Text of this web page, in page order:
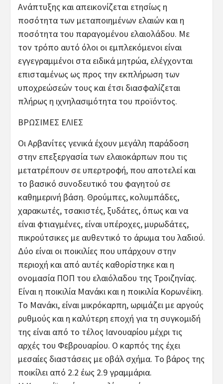
Ανάπτυξης και απεικονίζεται ετησίως η
ποσότητα των μεταποιημένων ελαιών και η
ποσότητα του παραγομένου ελαιολάδου. Με
τον τρόπο αυτό όλοι οι εμπλεκόμενοι είναι
εγγεγραμμένοι στα ειδικά μητρώα, ελέγχονται
επισταμένως ως προς την εκπλήρωση των
υποχρεώσεών τους και έτσι διασφαλίζεται
πλήρως η ιχνηλασιμότητα του προϊόντος.
ΒΡΩΣΙΜΕΣ ΕΛΙΕΣ
Οι Αρβανίτες γενικά έχουν μεγάλη παράδοση
στην επεξεργασία των ελαιοκάρπων που τις
μετατρέπουν σε υπερτροφή, που αποτελεί και
το βασικό συνοδευτικό του φαγητού σε
καθημερινή βάση. Θρούμπες, κολυμπάδες,
χαρακωτές, τσακιστές, ξυδάτες, όπως και να
είναι φτιαγμένες, είναι υπέροχες, μυρωδάτες,
πικρούτσικες με αυθεντικό το άρωμα του λαδιού.
Δύο είναι οι ποικιλίες που υπάρχουν στην
περιοχή και από αυτές καθορίστηκε και η
ονομασία ΠΟΠ του ελαιόλαδου της Τροιζηνίας.
Είναι η ποικιλία Μανάκι και η ποικιλία Κορωνέϊκη.
Το Μανάκι, είναι μικρόκαρπη, ωριμάζει με αργούς
ρυθμούς και η καλύτερη εποχή για τη συγκομιδή
της είναι από το τέλος Ιανουαρίου μέχρι τις
αρχές του Φεβρουαρίου. Ο καρπός της έχει
μεσαίες διαστάσεις με οβάλ σχήμα. Το βάρος της
ποικίλει από 2.2 έως 2.9 γραμμάρια.